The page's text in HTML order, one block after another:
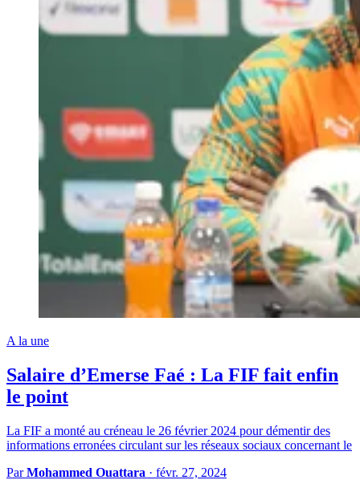
A la une
Salaire d’Emerse Faé : La FIF fait enfin
le point
La FIF a monté au créneau le 26 février 2024 pour démentir des
informations erronées circulant sur les réseaux sociaux concernant le
ParMohammed Ouattara · févr. 27, 2024